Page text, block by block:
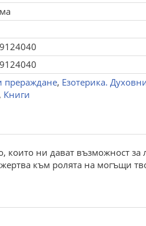
прераждане, Езотерика.
, Книги
ни дават възможност
към ролята на могъщи